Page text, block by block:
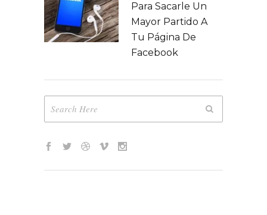
Para Sacarle Un
Mayor Partido A
Tu Página De
Facebook